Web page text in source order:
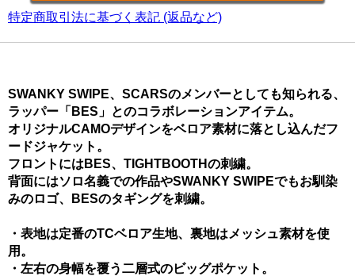
特定商取引法に基づく表記 (返品など)
SWANKY SWIPE、SCARSのメンバーとしても知られる、
ラッパー「BES」とのコラボレーションアイテム。
オリジナルCAMOデザインをベロア素材に落とし込んだフ
ードジャケット。
フロントにはBES、TIGHTBOOTHの刺繍。
背面にはソロ名義での作品やSWANKY SWIPEでもお馴染
みのロゴ、BESのタギングを刺繍。
・表地は定番のTCベロア生地、裏地はメッシュ素材を使
用。
・左右の身幅を覆う二層式のビッグポケット。